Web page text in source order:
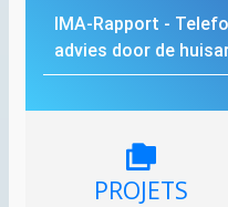
IMA-Rapport -
advies door de
PROJETS